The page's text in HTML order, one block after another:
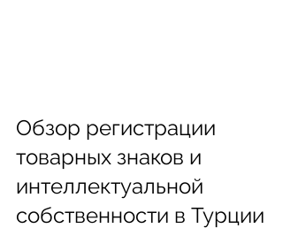
Обзор регистрации
товарных знаков и
интеллектуальной
собственности в Турции